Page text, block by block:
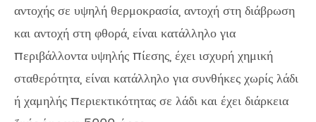
αντοχής σε υψηλή θερμοκρασία, αντοχή στη διάβρωση
και αντοχή στη φθορά, είναι κατάλληλο για
περιβάλλοντα υψηλής πίεσης, έχει ισχυρή χημική
σταθερότητα, είναι κατάλληλο για συνθήκες χωρίς λάδι
ή χαμηλής περιεκτικότητας σε λάδι και έχει διάρκεια